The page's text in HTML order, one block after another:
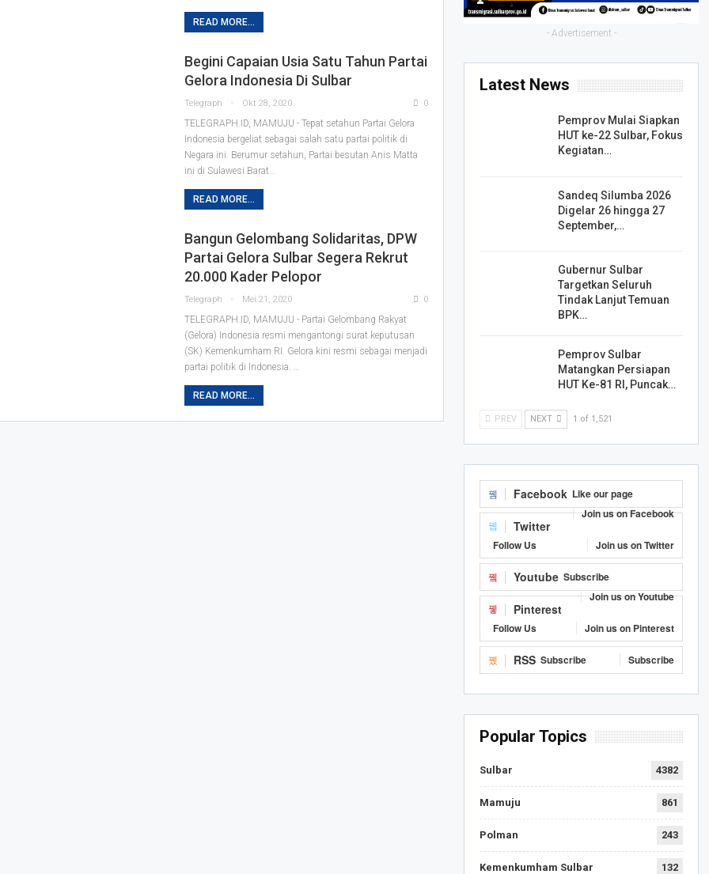
READ MORE...
Begini Capaian Usia Satu Tahun Partai
Gelora Indonesia Di Sulbar
Telegraph Okt 28, 2020 0
TELEGRAPH.ID, MAMUJU - Tepat setahun Partai Gelora
Indonesia bergeliat sebagai salah satu partai politik di
Negara ini. Berumur setahun, Partai besutan Anis Matta
ini di Sulawesi Barat
READ MORE...
Bangun Gelombang Solidaritas, DPW
Partai Gelora Sulbar Segera Rekrut
20.000 Kader Pelopor
Telegraph Mei 21, 2020 0
TELEGRAPH.ID, MAMUJU - Partai Gelombang Rakyat
(Gelora) Indonesia resmi mengantongi surat keputusan
(SK) Kemenkumham RI. Gelora kini resmi sebagai menjadi
partai politik di Indonesia.
READ MORE...
- Advertisement -
Latest News
Pemprov Mulai Siapkan
HUT ke-22 Sulbar, Fokus
Kegiatan…
Sandeq Silumba 2026
Digelar 26 hingga 27
September,…
Gubernur Sulbar
Targetkan Seluruh
Tindak Lanjut Temuan
BPK…
Pemprov Sulbar
Matangkan Persiapan
HUT Ke-81 RI, Puncak…
PREV NEXT 1 of 1,521
Facebook Like our page
Join us on Facebook
Twitter
Follow Us Join us on Twitter
Youtube Subscribe
Join us on Youtube
Pinterest
Follow Us Join us on Pinterest
RSS Subscribe Subscribe
Popular Topics
Sulbar 4382
Mamuju 861
Polman 243
Kemenkumham Sulbar 132